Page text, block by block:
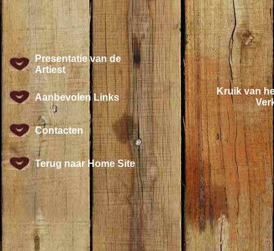
Presentatie van de
Artiest
Aanbevolen Links
Contacten
Terug naar Home Site
Kruik van